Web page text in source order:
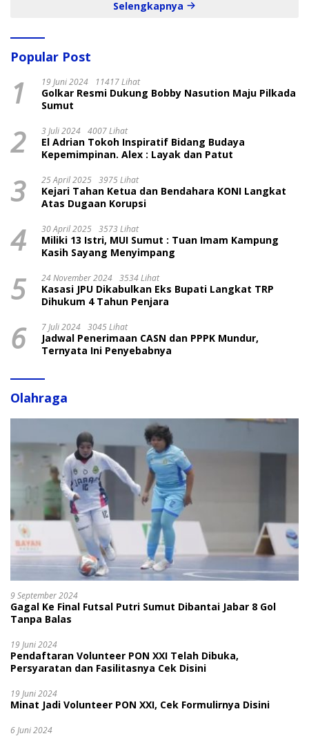
Selengkapnya
Popular Post
1 19 Juni 2024 11417 Lihat
Golkar Resmi Dukung Bobby Nasution Maju Pilkada
Sumut
2 3 Juli 2024 4007 Lihat
El Adrian Tokoh Inspiratif Bidang Budaya
Kepemimpinan. Alex : Layak dan Patut
3 25 April 2025 3975 Lihat
Kejari Tahan Ketua dan Bendahara KONI Langkat
Atas Dugaan Korupsi
4 30 April 2025 3573 Lihat
Miliki 13 Istri, MUI Sumut : Tuan Imam Kampung
Kasih Sayang Menyimpang
5 24 November 2024 3534 Lihat
Kasasi JPU Dikabulkan Eks Bupati Langkat TRP
Dihukum 4 Tahun Penjara
6 7 Juli 2024 3045 Lihat
Jadwal Penerimaan CASN dan PPPK Mundur,
Ternyata Ini Penyebabnya
Olahraga
9 September 2024
Gagal Ke Final Futsal Putri Sumut Dibantai Jabar 8 Gol
Tanpa Balas
19 Juni 2024
Pendaftaran Volunteer PON XXI Telah Dibuka,
Persyaratan dan Fasilitasnya Cek Disini
19 Juni 2024
Minat Jadi Volunteer PON XXI, Cek Formulirnya Disini
6 Juni 2024